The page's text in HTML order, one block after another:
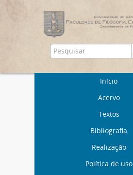
Início
Acervo
Textos
Bibliografia
Realização
Política de uso